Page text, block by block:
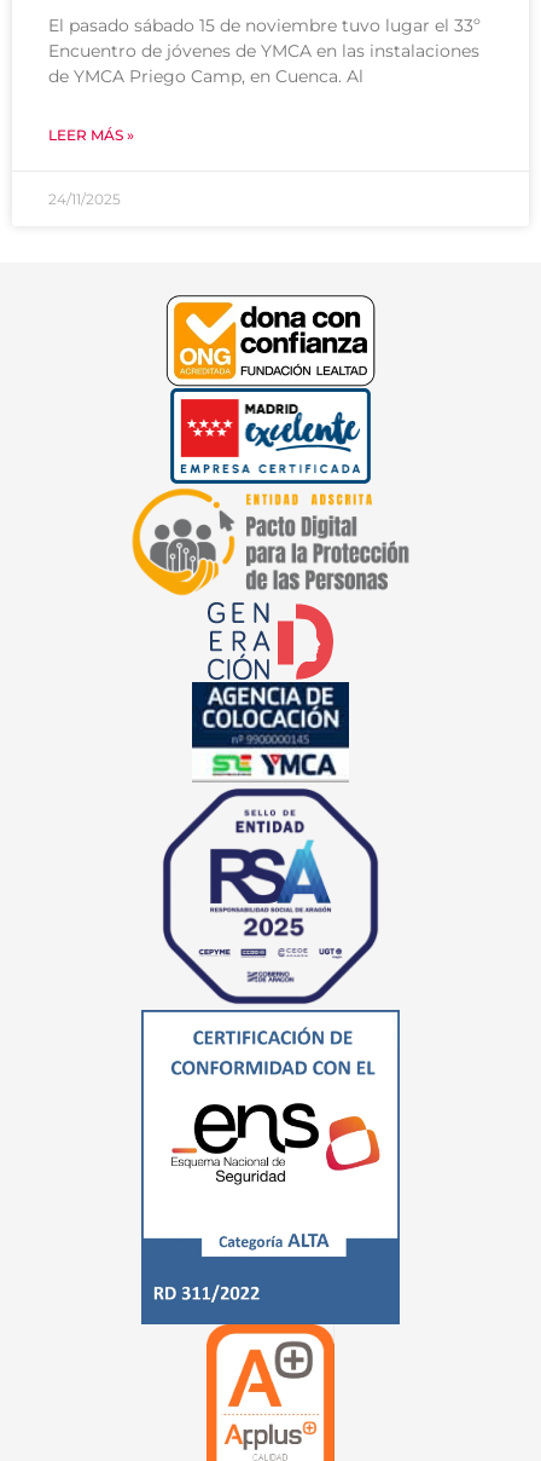
El pasado sábado 15 de noviembre tuvo lugar el 33º
Encuentro de jóvenes de YMCA en las instalaciones
de YMCA Priego Camp, en Cuenca. Al
LEER MÁS »
24/11/2025